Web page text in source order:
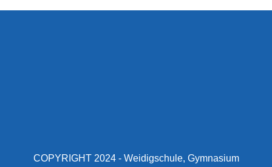
COPYRIGHT 2024 - Weidigschule, Gymnasium